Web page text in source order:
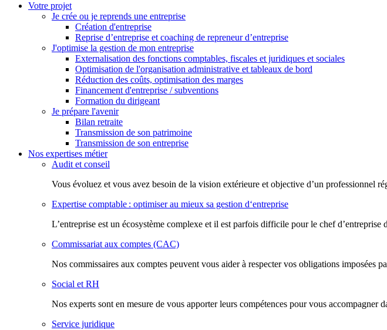
Votre projet
Je crée ou je reprends une entreprise
Création d'entreprise
Reprise d’entreprise et coaching de repreneur d’entreprise
J'optimise la gestion de mon entreprise
Externalisation des fonctions comptables, fiscales et juridiques et sociales
Optimisation de l'organisation administrative et tableaux de bord
Réduction des coûts, optimisation des marges
Financement d'entreprise / subventions
Formation du dirigeant
Je prépare l'avenir
Bilan retraite
Transmission de son patrimoine
Transmission de son entreprise
Nos expertises métier
Audit et conseil
Vous évoluez et vous avez besoin de la vision extérieure et objective d’un professionnel
Expertise comptable : optimiser au mieux sa gestion d‘entreprise
L’entreprise est un écosystème complexe et il est parfois difficile pour le chef d’entreprise
Commissariat aux comptes (CAC)
Nos commissaires aux comptes peuvent vous aider à respecter vos obligations imposées
Social et RH
Nos experts sont en mesure de vous apporter leurs compétences pour vous accompagner
Service juridique